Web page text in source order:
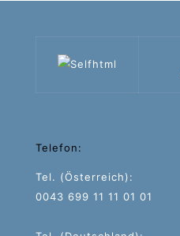
Telefon:
Tel. (Österreich):
0043 699 11 11 01 01